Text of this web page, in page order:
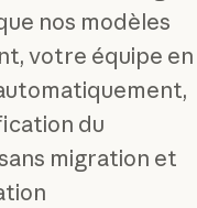
nos modèles
votre équipe en
du
migration et